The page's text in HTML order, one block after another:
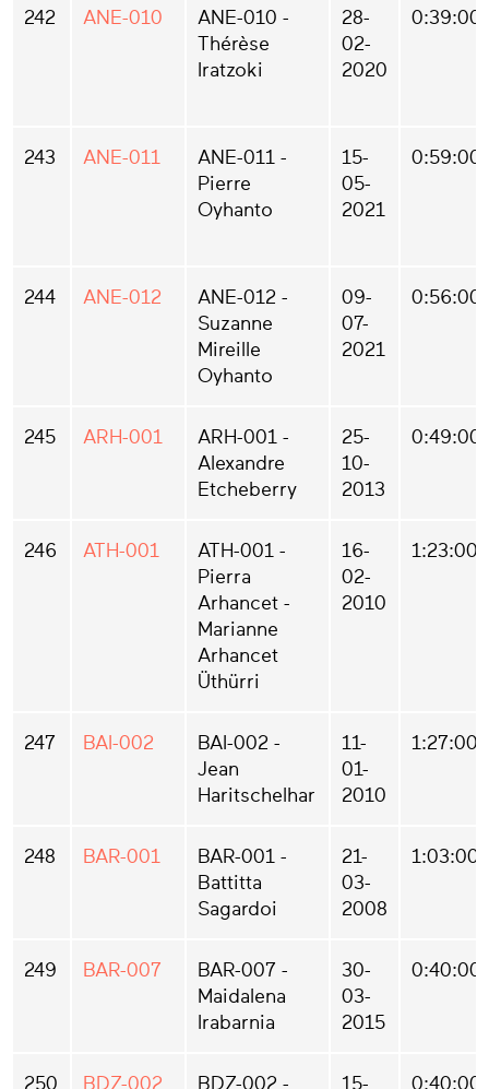
242 ANE-010
ANE-010 -
Thérèse
Iratzoki
28-
02-
2020
0:39:00
243 ANE-011
ANE-011 -
Pierre
Oyhanto
15-
05-
2021
0:59:00
244 ANE-012
ANE-012 -
Suzanne
Mireille
Oyhanto
09-
07-
2021
0:56:00
245 ARH-001
ARH-001 -
Alexandre
Etcheberry
25-
10-
2013
0:49:00
246 ATH-001
ATH-001 -
Pierra
Arhancet -
Marianne
Arhancet
Üthürri
16-
02-
2010
1:23:00
247 BAI-002
BAI-002 -
Jean
Haritschelhar
11-
01-
2010
1:27:00
248 BAR-001
BAR-001 -
Battitta
Sagardoi
21-
03-
2008
1:03:00
249 BAR-007
BAR-007 -
Maidalena
Irabarnia
30-
03-
2015
0:40:00
250 BDZ-002 BDZ-002 - 15- 0:40:00